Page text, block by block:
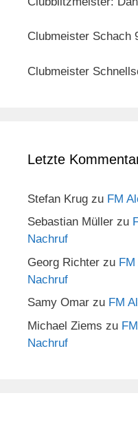
Clubmeister Schach
Clubmeister
Letzte
Stefan Krug zu FM
Sebastian Müller zu
Nachruf
Georg Richter zu
Nachruf
Samy Omar zu FM
Michael Ziems zu
Nachruf